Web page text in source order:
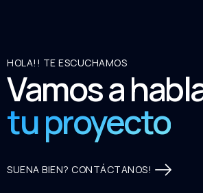
HOLA!! TE ESCUCHAMOS
Vamos a
tu proyecto
SUENA BIEN? CONTÁCTANOS!